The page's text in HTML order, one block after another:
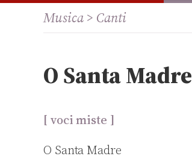
Musica > Canti
O Santa Madre
[ voci miste ]
O Santa Madre